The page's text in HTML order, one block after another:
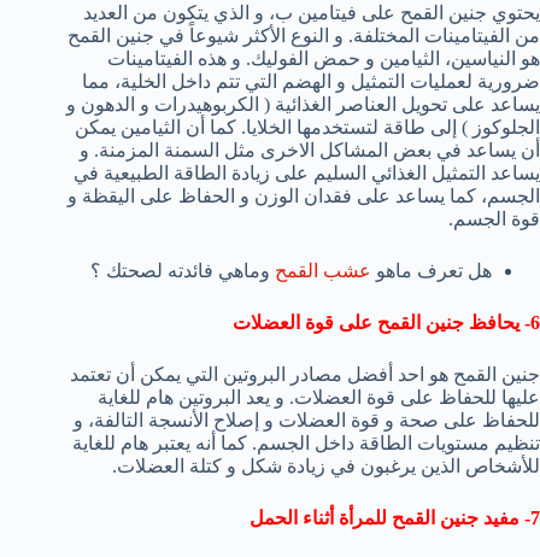
يحتوي جنين القمح على فيتامين ب، و الذي يتكون من العديد
من الفيتامينات المختلفة. و النوع الأكثر شيوعاً في جنين القمح
هو النياسين، الثيامين و حمض الفوليك. و هذه الفيتامينات
ضرورية لعمليات التمثيل و الهضم التي تتم داخل الخلية، مما
يساعد على تحويل العناصر الغذائية ( الكربوهيدرات و الدهون و
الجلوكوز ) إلى طاقة لتستخدمها الخلايا. كما أن الثيامين يمكن
أن يساعد في بعض المشاكل الاخرى مثل السمنة المزمنة. و
يساعد التمثيل الغذائي السليم على زيادة الطاقة الطبيعية في
الجسم، كما يساعد على فقدان الوزن و الحفاظ على اليقظة و
قوة الجسم.
هل تعرف ماهو عشب القمح وماهي فائدته لصحتك ؟
6- يحافظ جنين القمح على قوة العضلات
جنين القمح هو احد أفضل مصادر البروتين التي يمكن أن تعتمد
عليها للحفاظ على قوة العضلات. و يعد البروتين هام للغاية
للحفاظ على صحة و قوة العضلات و إصلاح الأنسجة التالفة، و
تنظيم مستويات الطاقة داخل الجسم. كما أنه يعتبر هام للغاية
للأشخاص الذين يرغبون في زيادة شكل و كتلة العضلات.
7- مفيد جنين القمح للمرأة أثناء الحمل